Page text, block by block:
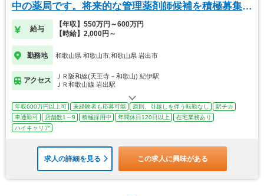
中の薬局です。将来的な管理薬剤師候補を積極募集
中！
給与
【年収】550万円～600万円
【時給】2,000円～
勤務地 和歌山県 和歌山市,和歌山県 岩出市
アクセス
ＪＲ阪和線(天王寺－和歌山) 紀伊駅
ＪＲ和歌山線 岩出駅
年収600万円以上可 未経験者も応募可能 原則、引越しを伴う転勤なし
駅チカ
車通勤可
店舗数1～9 積極採用中 年間休日120日以上
在宅業務あり
ハイキャリア
求人の詳細を見る この求人に興味がある